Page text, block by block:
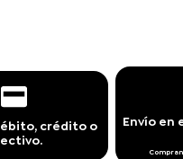
crédito o
Envío en